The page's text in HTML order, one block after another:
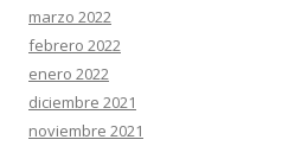
marzo 2022
febrero 2022
enero 2022
diciembre 2021
noviembre 2021